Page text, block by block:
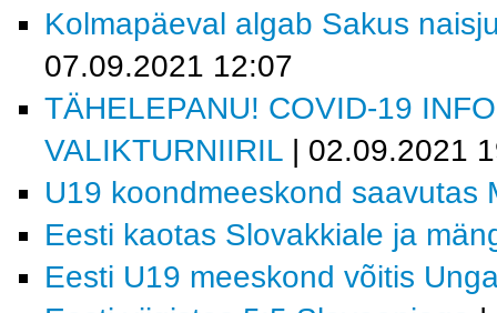
Kolmapäeval algab Sakus
07.09.2021 12:07
TÄHELEPANU! COVID-19
VALIKTURNIIRIL | 02.09.2021
U19 koondmeeskond saavutas
Eesti kaotas Slovakkiale ja
Eesti U19 meeskond võitis